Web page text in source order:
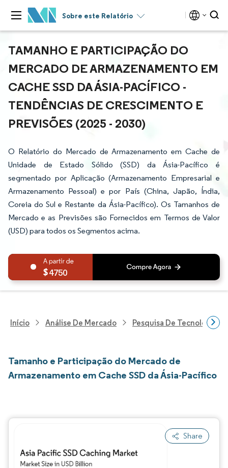
Sobre este Relatório
TAMANHO E PARTICIPAÇÃO DO
MERCADO DE ARMAZENAMENTO EM
CACHE SSD DA ÁSIA-PACÍFICO -
TENDÊNCIAS DE CRESCIMENTO E
PREVISÕES (2025 - 2030)
O Relatório do Mercado de Armazenamento em Cache de
Unidade de Estado Sólido (SSD) da Ásia-Pacífico é
segmentado por Aplicação (Armazenamento Empresarial e
Armazenamento Pessoal) e por País (China, Japão, Índia,
Coreia do Sul e Restante da Ásia-Pacífico). Os Tamanhos de
Mercado e as Previsões são Fornecidos em Termos de Valor
(USD) para todos os Segmentos acima.
4750
Início Análise De Mercado Pesquisa De Tecnologia,
Tamanho e Participação do Mercado de
Armazenamento em Cache SSD da Ásia-Pacífico
Share